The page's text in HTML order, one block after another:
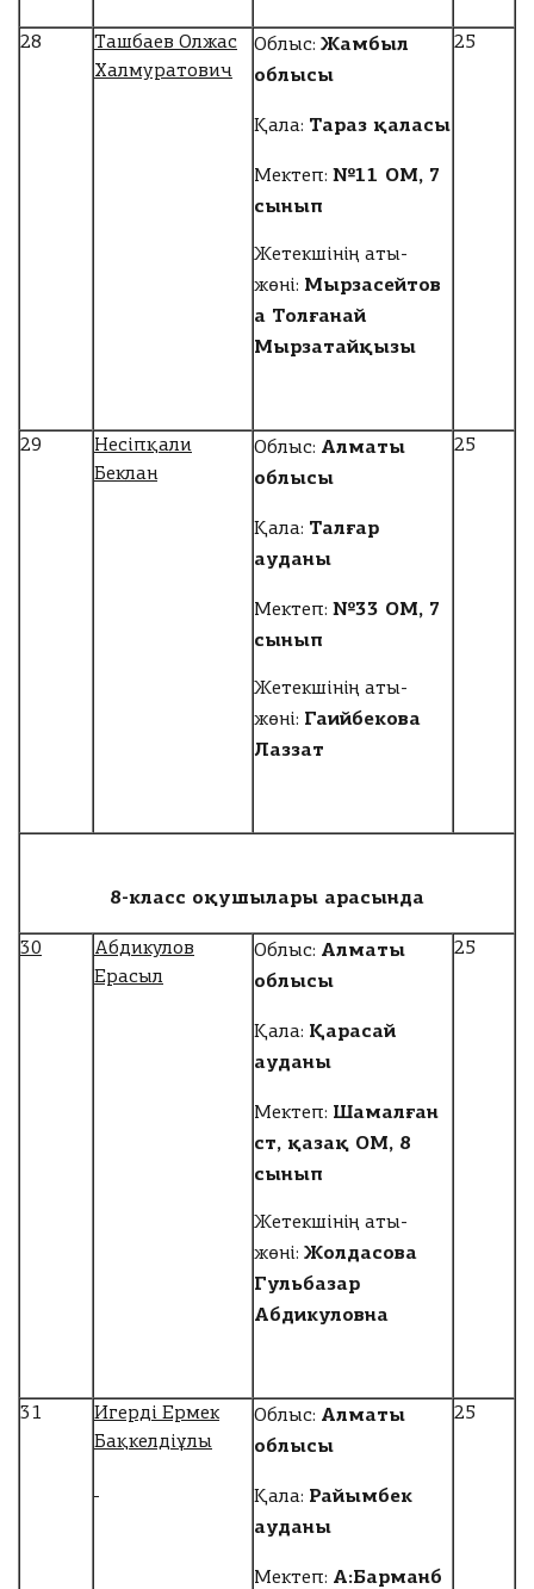
28
Ташбаев Олжас
Халмуратович
Облыс: Жамбыл
облысы
Қала: Тараз қаласы
Мектеп: №11 ОМ, 7
сынып
Жетекшінің аты-
жөні: Мырзасейтов
а Толғанай
Мырзатайқызы
25
29
Несіпқали
Беклан
Облыс: Алматы
облысы
Қала: Талғар
ауданы
Мектеп: №33 ОМ, 7
сынып
Жетекшінің аты-
жөні: Гаийбекова
Лаззат
25
8-класс оқушылары арасында
30
Абдикулов
Ерасыл
Облыс: Алматы
облысы
Қала: Қарасай
ауданы
Мектеп: Шамалған
ст, қазақ ОМ, 8
сынып
Жетекшінің аты-
жөні: Жолдасова
Гульбазар
Абдикуловна
25
31
Игерді Ермек
Бақкелдіұлы
Облыс: Алматы
облысы
Қала: Райымбек
ауданы
Мектеп: А:Барманб
25